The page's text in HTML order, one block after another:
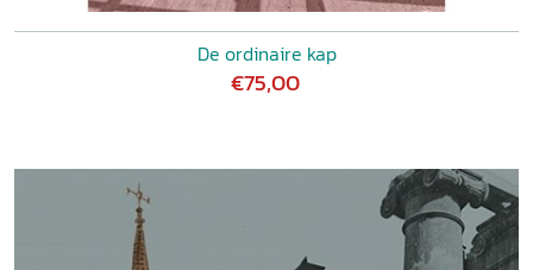
De ordinaire kap
€75,00